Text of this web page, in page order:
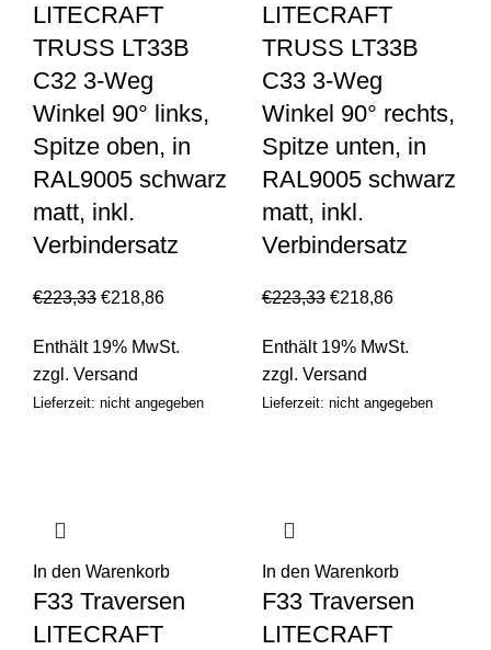
LITECRAFT
TRUSS LT33B
C32 3-Weg
Winkel 90° links,
Spitze oben, in
RAL9005 schwarz
matt, inkl.
Verbindersatz
€223,33 €218,86
Enthält 19% MwSt.
zzgl. Versand
Lieferzeit: nicht angegeben
LITECRAFT
TRUSS LT33B
C33 3-Weg
Winkel 90° rechts,
Spitze unten, in
RAL9005 schwarz
matt, inkl.
Verbindersatz
€223,33 €218,86
Enthält 19% MwSt.
zzgl. Versand
Lieferzeit: nicht angegeben
In den Warenkorb
F33 Traversen
LITECRAFT
In den Warenkorb
F33 Traversen
LITECRAFT